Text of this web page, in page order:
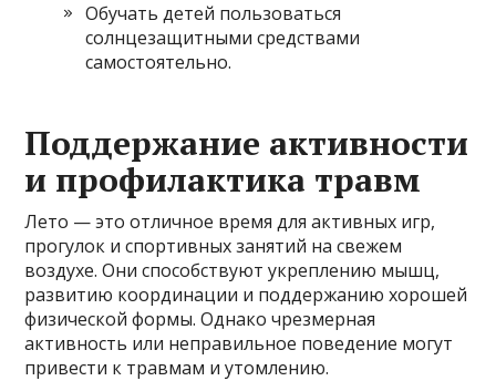
Обучать детей пользоваться
солнцезащитными средствами
самостоятельно.
Поддержание активности
и профилактика травм
Лето — это отличное время для активных игр,
прогулок и спортивных занятий на свежем
воздухе. Они способствуют укреплению мышц,
развитию координации и поддержанию хорошей
физической формы. Однако чрезмерная
активность или неправильное поведение могут
привести к травмам и утомлению.